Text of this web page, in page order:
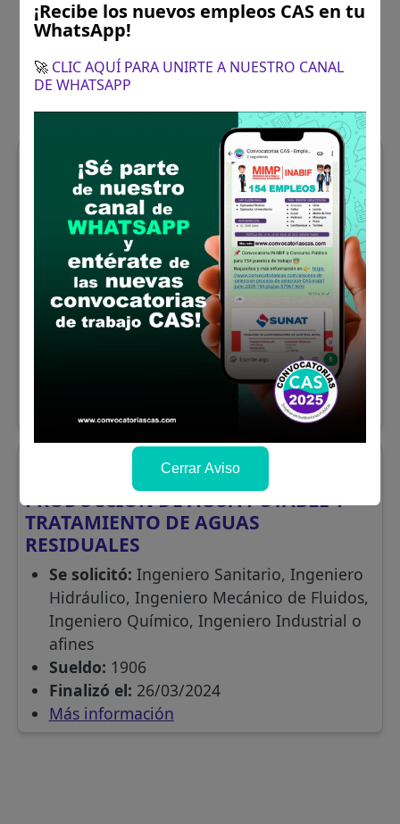
San Martín
JEFE DE LA OFICINA DE
PRODUCCIÓN DE AGUA POTABLE Y
TRATAMIENTO DE AGUAS
RESIDUALES
Se solicitó:Ingeniero Sanitario, Ingeniero
Hidráulico, Ingeniero Mecánico de Fluidos,
Ingeniero Químico, Ingeniero Industrial o
JEFE DE LA OFICINA DE
PRODUCCIÓN DE AGUA POTABLE Y
TRATAMIENTO DE AGUAS
RESIDUALES
Se solicitó: Ingeniero Sanitario, Ingeniero
Hidráulico, Ingeniero Mecánico de Fluidos,
Ingeniero Químico, Ingeniero Industrial o
afines
Sueldo: 1906
Finalizó el: 26/03/2024
Más información
¡Recibe los nuevos empleos CAS en tu
WhatsApp!
🚀 CLIC AQUÍ PARA UNIRTE A NUESTRO CANAL
DE WHATSAPP
Cerrar Aviso